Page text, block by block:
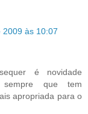
2009 às 10:07
é novidade
sempre que tem
apropriada para o